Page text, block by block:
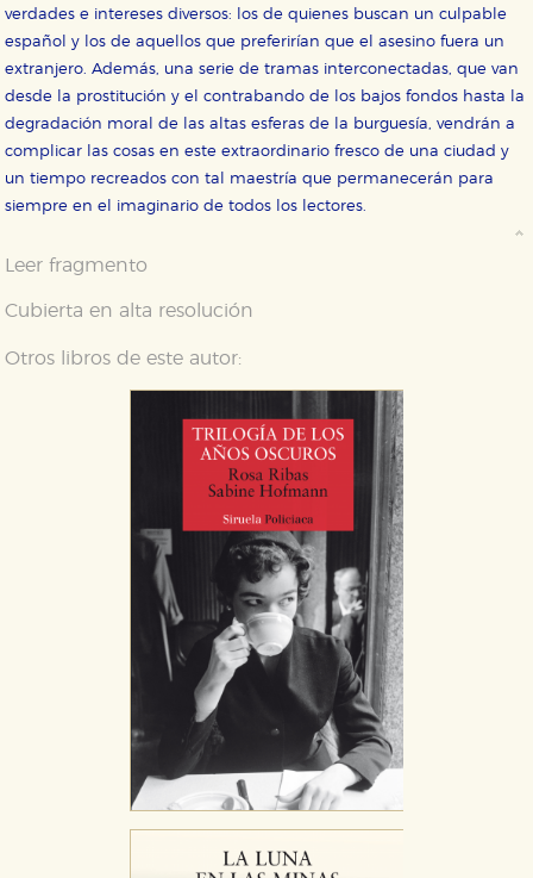
verdades e intereses diversos: los de quienes buscan un culpable
español y los de aquellos que preferirían que el asesino fuera un
extranjero. Además, una serie de tramas interconectadas, que van
desde la prostitución y el contrabando de los bajos fondos hasta la
degradación moral de las altas esferas de la burguesía, vendrán a
complicar las cosas en este extraordinario fresco de una ciudad y
un tiempo recreados con tal maestría que permanecerán para
siempre en el imaginario de todos los lectores.
Leer fragmento
Cubierta en alta resolución
Otros libros de este autor: